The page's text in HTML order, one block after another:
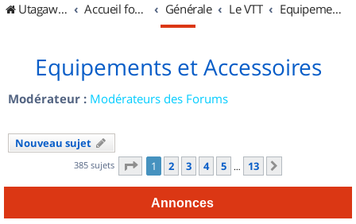
UtagawaVTT (Randos VTT et VTTAE avec traces GPS)
Accueil forum Générale Le VTT Equipements et Accessoires
Equipements et Accessoires
Modérateur : Modérateurs des Forums
Nouveau sujet
385 sujets Page 1sur
1 2 3 4 5 … 13
Annonces